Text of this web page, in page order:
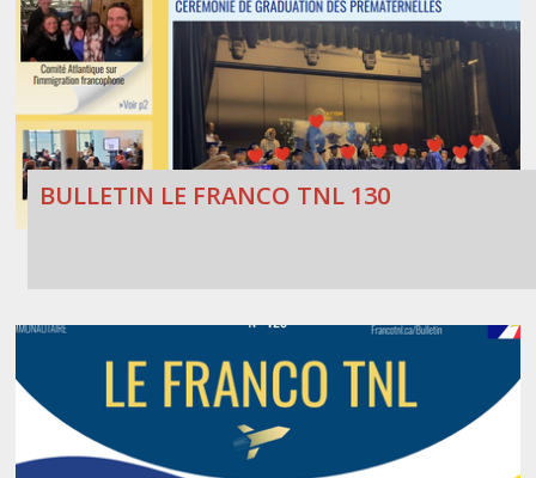
BULLETIN LE FRANCO TNL 130